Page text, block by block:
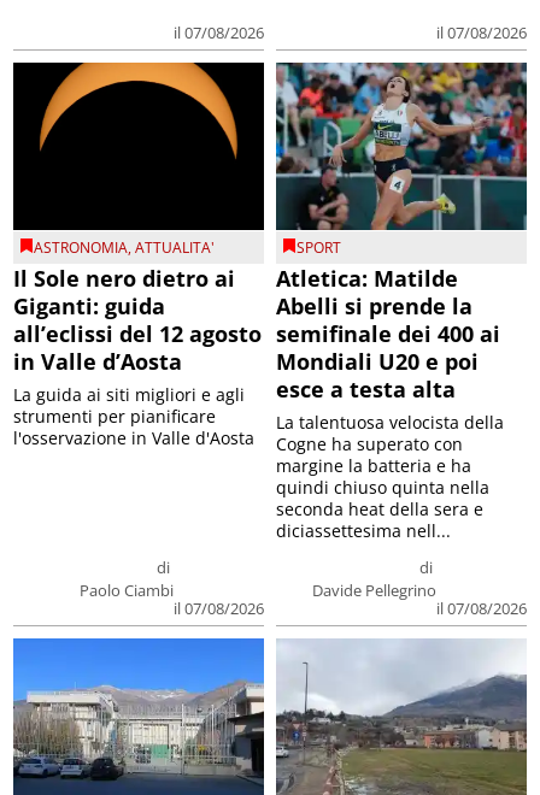
il 07/08/2026 il 07/08/2026
ASTRONOMIA,ATTUALITA'
Il Sole nero dietro ai
Giganti: guida
all’eclissi del 12 agosto
in Valle d’Aosta
di
Paolo Ciambi
il 07/08/2026
La guida ai siti migliori e agli
strumenti per pianificare
l'osservazione in Valle d'Aosta
SPORT
Atletica: Matilde
Abelli si prende la
semifinale dei 400 ai
Mondiali U20 e poi
esce a testa alta
di
Davide Pellegrino
il 07/08/2026
La talentuosa velocista della
Cogne ha superato con
margine la batteria e ha
quindi chiuso quinta nella
seconda heat della sera e
diciassettesima nell...